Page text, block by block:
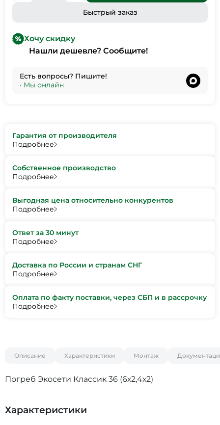
Быстрый заказ
Хочу скидку
Нашли дешевле? Сообщите!
Есть вопросы? Пишите!
• Мы онлайн
Гарантия от производителя
Подробнее
Собственное производство
Подробнее
Выгодная цена относительно конкурентов
Подробнее
Ответ за 30 минут
Подробнее
Доставка по России и странам СНГ
Подробнее
Оплата по факту поставки, через СБП и в рассрочку
Подробнее
Описание Характеристики Монтаж
Погреб Экосети Классик 36 (6х2,4х2)
Характеристики